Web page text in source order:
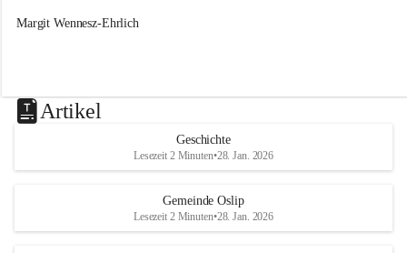
Margit Wennesz-Ehrlich
Artikel
Geschichte
Lesezeit 2 Minuten•28. Jan. 2026
Gemeinde Oslip
Lesezeit 2 Minuten•28. Jan. 2026